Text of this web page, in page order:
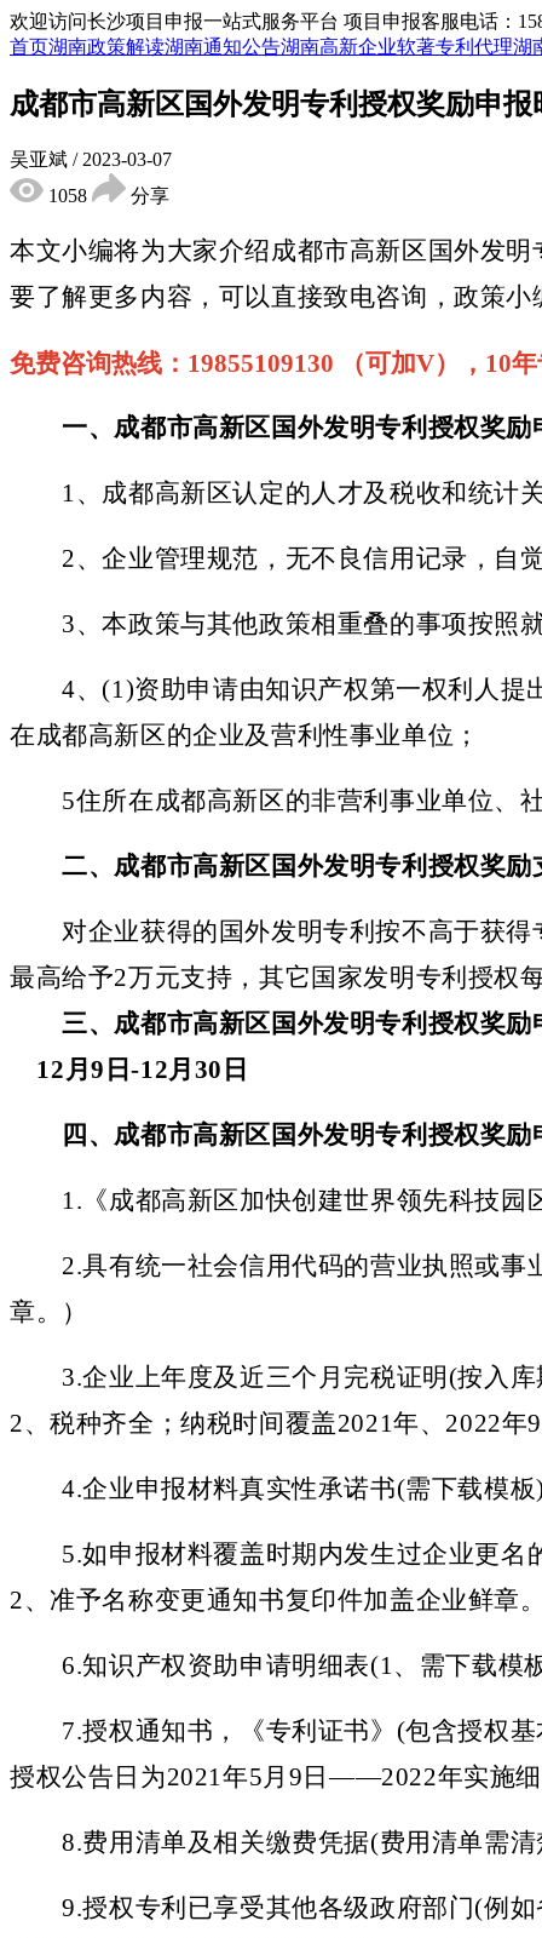
欢迎访问长沙项目申报一站式服务平台 项目申报客服电话：
首页湖南政策解读湖南通知公告湖南高新企业软著专利代理湖
成都市高新区国外发明专利授权奖励申
吴亚斌 / 2023-03-07
1058
分享
本文小编将为大家介绍成都市高新区 国外发明
要了解更多内容，可以直接致电咨询，政策小
免费咨询热线： 19855109130 （可加V），10
一、成都市高新区 国外发明专利授权奖励
1、成都高新区认定的人才及税收和统计
2、企业管理规范，无不良信用记录，自
3、本政策与其他政策相重叠的事项按照
4、 (1)资助申请由知识产权第一权利人
在成都高新区的企业及营利性事业单位；
5住所在成都高新区的非营利事业单位、
二、成都市高新区 国外发明专利授权奖励
对企业获得的国外发明专利按不高于获得
最高给予2万元支持，其它国家发明专利授权
三、成都市高新区 国外发明专利授权奖励
12月9日-12月30日
四、成都市高新区 国外发明专利授权奖励
1. 《成都高新区加快创建世界领先科技
2.具有统一社会信用代码的营业执照或事
章。）
3.企业上年度及近三个月完税证明 (按入
2、税种齐全；纳税时间覆盖2021年、2022
4.企业申报材料真实性承诺书(需下载模板
5.如申报材料覆盖时期内发生过企业更
2、准予名称变更通知书复印件加盖企业鲜章
6.知识产权资助申请明细表(1、需下载模
7.授权通知书，《专利证书》 (包含授权
授权公告日为2021年5月9日——2022年实施
8.费用清单及相关缴费凭据(费用清单需
9.授权专利已享受其他各级政府部门(例